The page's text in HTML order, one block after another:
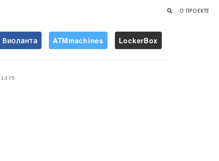
О ПРОЕКТЕ
Виоланта ATMmachines LockerBox
1375